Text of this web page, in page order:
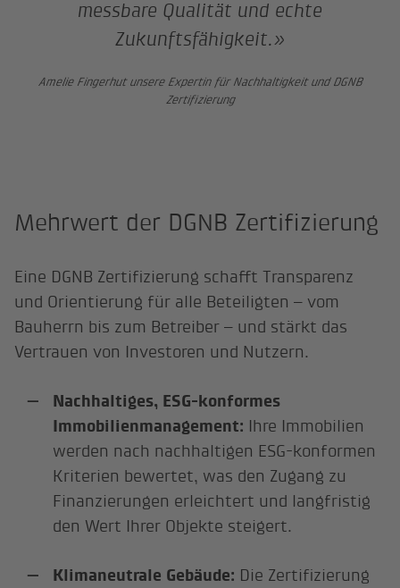
messbare Qualität und echte
Zukunftsfähigkeit.»
Amelie Fingerhut unsere Expertin für Nachhaltigkeit und DGNB
Zertifizierung
Mehrwert der DGNB Zertifizierung
Eine DGNB Zertifizierung schafft Transparenz
und Orientierung für alle Beteiligten – vom
Bauherrn bis zum Betreiber – und stärkt das
Vertrauen von Investoren und Nutzern.
Nachhaltiges, ESG-konformes
Immobilienmanagement: Ihre Immobilien
werden nach nachhaltigen ESG-konformen
Kriterien bewertet, was den Zugang zu
Finanzierungen erleichtert und langfristig
den Wert Ihrer Objekte steigert.
Klimaneutrale Gebäude: Die Zertifizierung